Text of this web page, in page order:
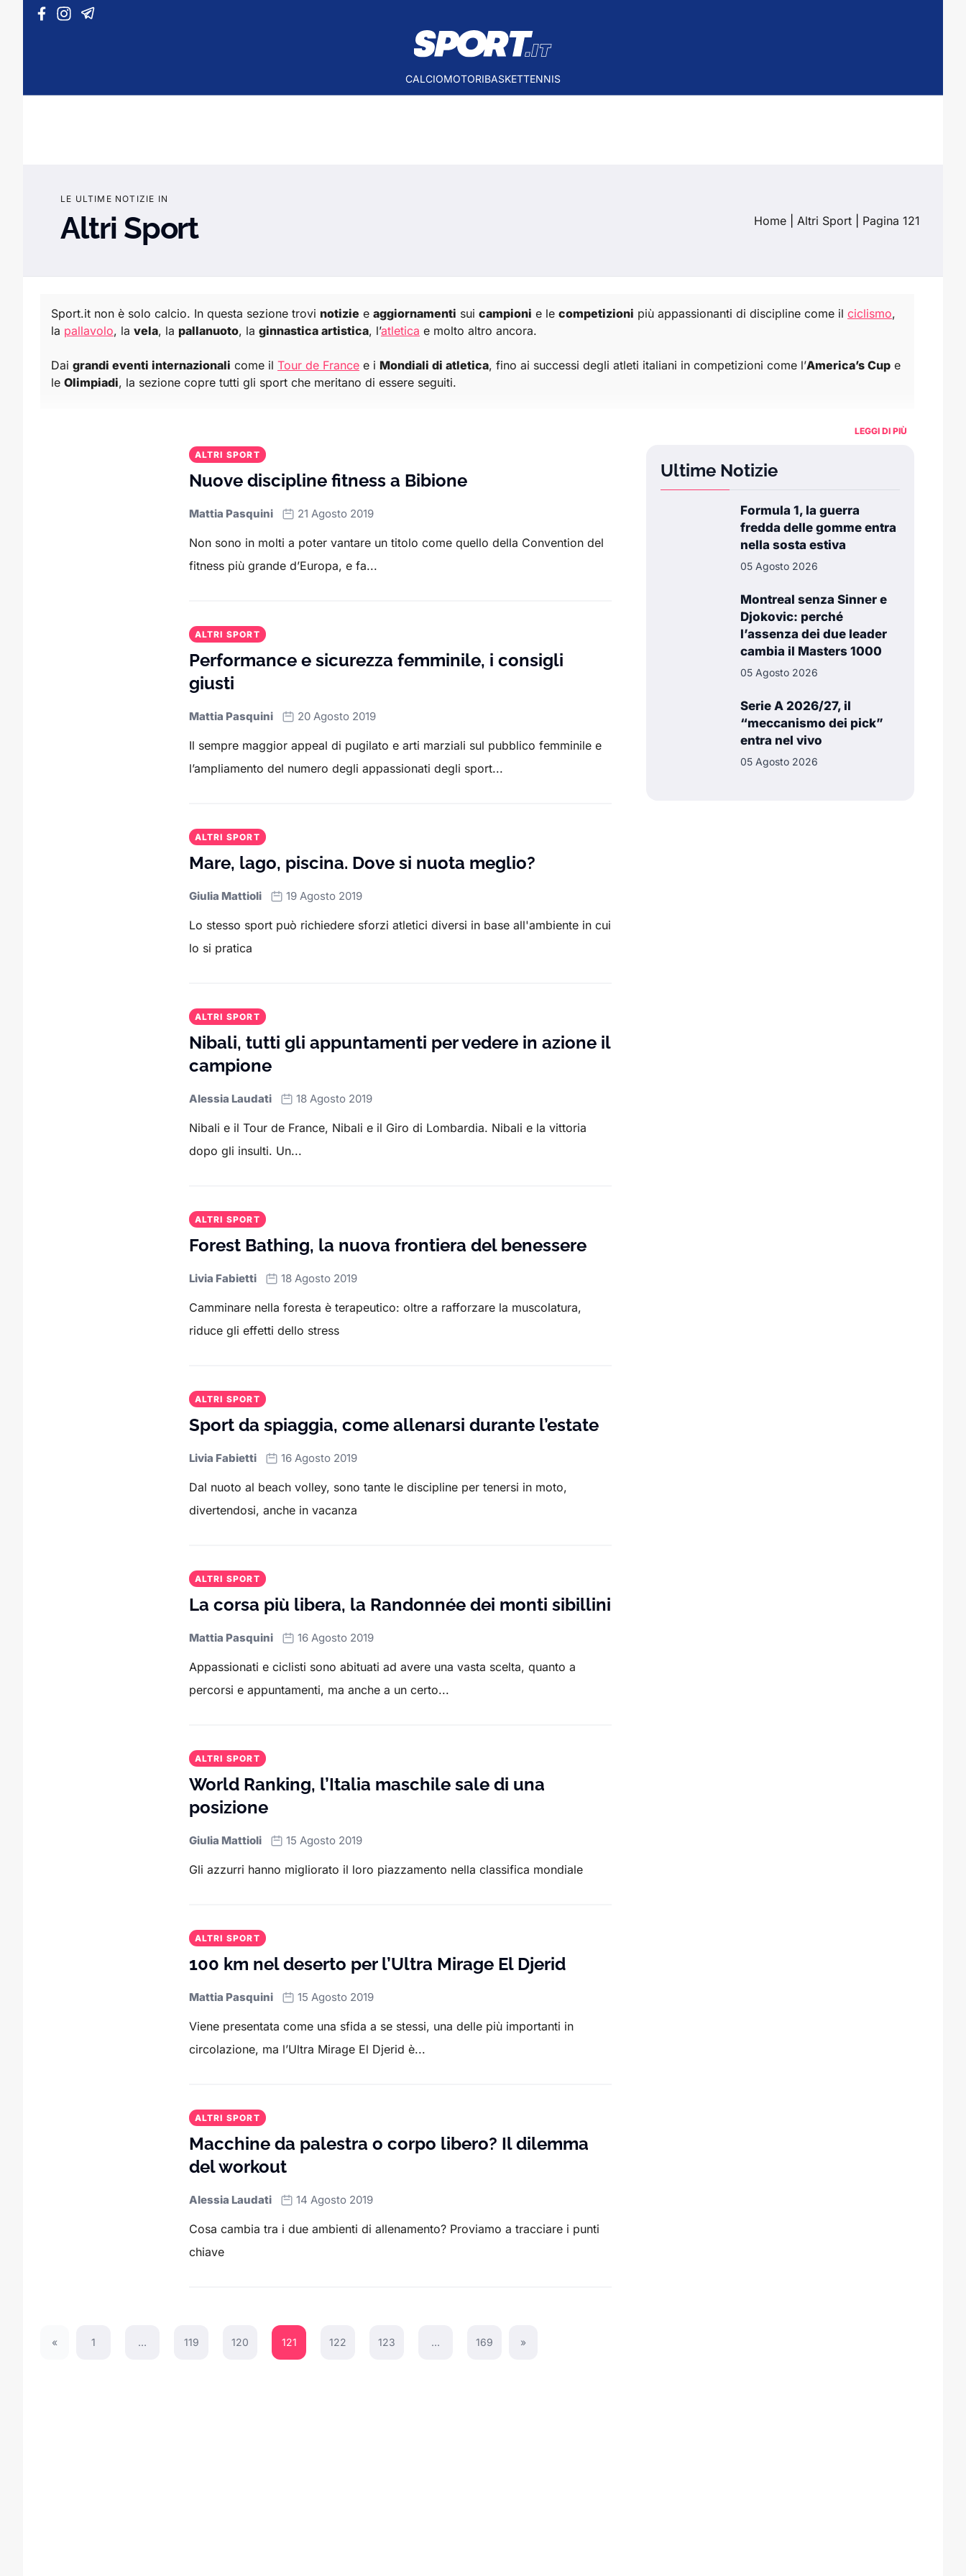
Vai al contenuto
CALCIOMOTORIBASKETTENNIS
LE ULTIME NOTIZIE IN
Altri Sport Home Altri Sport Pagina 121
Sport.it non è solo calcio. In questa sezione trovi notizie e aggiornamenti sui campioni e le competizioni più appassionanti di discipline come il ciclismo,
la pallavolo, la vela, la pallanuoto, la ginnastica artistica, l’atletica e molto altro ancora.
Dai grandi eventi internazionali come il Tour de France e i Mondiali di atletica, fino ai successi degli atleti italiani in competizioni come l’America’s Cup e
le Olimpiadi, la sezione copre tutti gli sport che meritano di essere seguiti.
LEGGI DI PIÙ
ALTRI SPORT
Nuove discipline fitness a Bibione
Mattia Pasquini 21 Agosto 2019
Non sono in molti a poter vantare un titolo come quello della Convention del
fitness più grande d’Europa, e fa...
ALTRI SPORT
Performance e sicurezza femminile, i consigli
giusti
Mattia Pasquini 20 Agosto 2019
Il sempre maggior appeal di pugilato e arti marziali sul pubblico femminile e
l’ampliamento del numero degli appassionati degli sport...
ALTRI SPORT
Mare, lago, piscina. Dove si nuota meglio?
Giulia Mattioli 19 Agosto 2019
Lo stesso sport può richiedere sforzi atletici diversi in base all'ambiente in cui
lo si pratica
ALTRI SPORT
Nibali, tutti gli appuntamenti per vedere in azione il
campione
Alessia Laudati 18 Agosto 2019
Nibali e il Tour de France, Nibali e il Giro di Lombardia. Nibali e la vittoria
dopo gli insulti. Un...
ALTRI SPORT
Forest Bathing, la nuova frontiera del benessere
Livia Fabietti 18 Agosto 2019
Camminare nella foresta è terapeutico: oltre a rafforzare la muscolatura,
riduce gli effetti dello stress
ALTRI SPORT
Sport da spiaggia, come allenarsi durante l’estate
Livia Fabietti 16 Agosto 2019
Dal nuoto al beach volley, sono tante le discipline per tenersi in moto,
divertendosi, anche in vacanza
ALTRI SPORT
La corsa più libera, la Randonnée dei monti sibillini
Mattia Pasquini 16 Agosto 2019
Appassionati e ciclisti sono abituati ad avere una vasta scelta, quanto a
percorsi e appuntamenti, ma anche a un certo...
ALTRI SPORT
World Ranking, l’Italia maschile sale di una
posizione
Giulia Mattioli 15 Agosto 2019
Gli azzurri hanno migliorato il loro piazzamento nella classifica mondiale
ALTRI SPORT
100 km nel deserto per l’Ultra Mirage El Djerid
Mattia Pasquini 15 Agosto 2019
Viene presentata come una sfida a se stessi, una delle più importanti in
circolazione, ma l’Ultra Mirage El Djerid è...
ALTRI SPORT
Macchine da palestra o corpo libero? Il dilemma
del workout
Alessia Laudati 14 Agosto 2019
Cosa cambia tra i due ambienti di allenamento? Proviamo a tracciare i punti
chiave
«
Previous Page
1 … 119 120 121 122 123 … 169 Next Page
»
Ultime Notizie
Formula 1, la guerra
fredda delle gomme entra
nella sosta estiva
05 Agosto 2026
Montreal senza Sinner e
Djokovic: perché
l’assenza dei due leader
cambia il Masters 1000
05 Agosto 2026
Serie A 2026/27, il
“meccanismo dei pick”
entra nel vivo
05 Agosto 2026